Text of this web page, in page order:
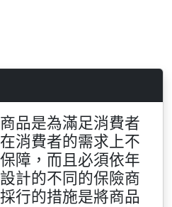
品是為滿足消費者
消費者的需求上不
障，而且必須依年
計的不同的保險商
行的措施是將商品